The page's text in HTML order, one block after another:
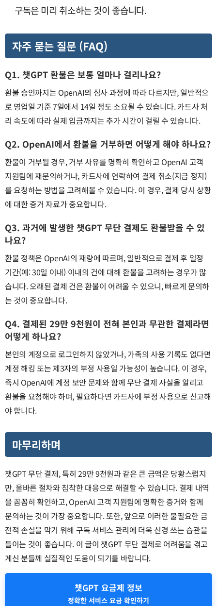
구독은 미리 취소하는 것이 좋습니다.
자주 묻는 질문 (FAQ)
Q1. 챗GPT 환불은 보통 얼마나 걸리나요?
환불 승인까지는 OpenAI의 심사 과정에 따라 다르지만, 일반적으
로 영업일 기준 7일에서 14일 정도 소요될 수 있습니다. 카드사 처
리 속도에 따라 실제 입금까지는 추가 시간이 걸릴 수 있습니다.
Q2. OpenAI에서 환불을 거부하면 어떻게 해야 하나요?
환불이 거부될 경우, 거부 사유를 명확히 확인하고 OpenAI 고객
지원팀에 재문의하거나, 카드사에 연락하여 결제 취소(지급 정지)
를 요청하는 방법을 고려해볼 수 있습니다. 이 경우, 결제 당시 상황
에 대한 증거 자료가 중요합니다.
Q3. 과거에 발생한 챗GPT 무단 결제도 환불받을 수 있
나요?
환불 정책은 OpenAI의 재량에 따르며, 일반적으로 결제 후 일정
기간(예: 30일 이내) 이내의 건에 대해 환불을 고려하는 경우가 많
습니다. 오래된 결제 건은 환불이 어려울 수 있으니, 빠르게 문의하
는 것이 중요합니다.
Q4. 결제된 29만 9천원이 전혀 본인과 무관한 결제라면
어떻게 하나요?
본인의 계정으로 로그인하지 않았거나, 가족의 사용 기록도 없다면
계정 해킹 또는 제3자의 부정 사용일 가능성이 높습니다. 이 경우,
즉시 OpenAI에 계정 보안 문제와 함께 무단 결제 사실을 알리고
환불을 요청해야 하며, 필요하다면 카드사에 부정 사용으로 신고해
야 합니다.
마무리하며
챗GPT 무단 결제, 특히 29만 9천원과 같은 큰 금액은 당황스럽지
만, 올바른 절차와 침착한 대응으로 해결할 수 있습니다. 결제 내역
을 꼼꼼히 확인하고, OpenAI 고객 지원팀에 명확한 증거와 함께
문의하는 것이 가장 중요합니다. 또한, 앞으로 이러한 불필요한 금
전적 손실을 막기 위해 구독 서비스 관리에 더욱 신경 쓰는 습관을
들이는 것이 좋습니다. 이 글이 챗GPT 무단 결제로 어려움을 겪고
계신 분들께 실질적인 도움이 되기를 바랍니다.
챗GPT 요금제 정보
정확한 서비스 요금 확인하기